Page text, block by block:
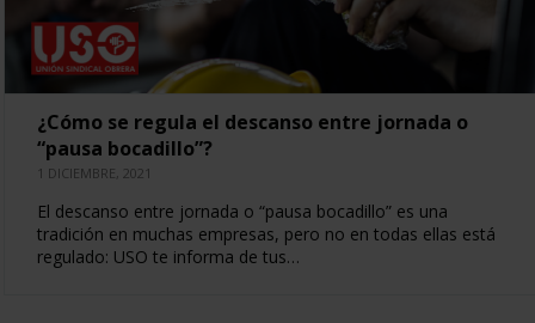
¿Cómo se regula el descanso entre jornada o
“pausa bocadillo”?
1 DICIEMBRE, 2021
El descanso entre jornada o “pausa bocadillo” es una
tradición en muchas empresas, pero no en todas ellas está
regulado: USO te informa de tus…